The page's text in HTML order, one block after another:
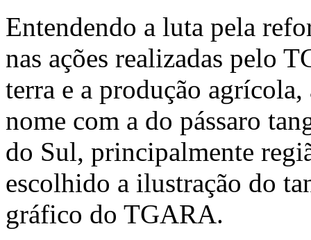
Entendendo a luta pela
nas ações realizadas pelo
terra e a produção
nome com a do pássaro
do Sul, principalmente
escolhido a ilustração do
gráfico do TGARA.